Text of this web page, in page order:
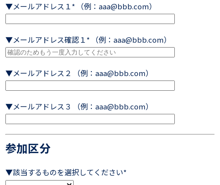
▼メールアドレス１* （例：aaa@bbb.com）
▼メールアドレス確認１* （例：aaa@bbb.com）
▼メールアドレス２ （例：aaa@bbb.com）
▼メールアドレス３ （例：aaa@bbb.com）
参加区分
▼該当するものを選択してください*